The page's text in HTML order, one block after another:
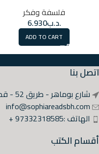
فلسفة وفكر
.د.ب6.930
ADD TO CART
اتصل بنا
شارع بوماهر - طريق 52 - قطعة 215 - مكتب 44 المحرق
info@sophiareadsbh.com
الهاتف :97332318585 +
أقسام الكتب